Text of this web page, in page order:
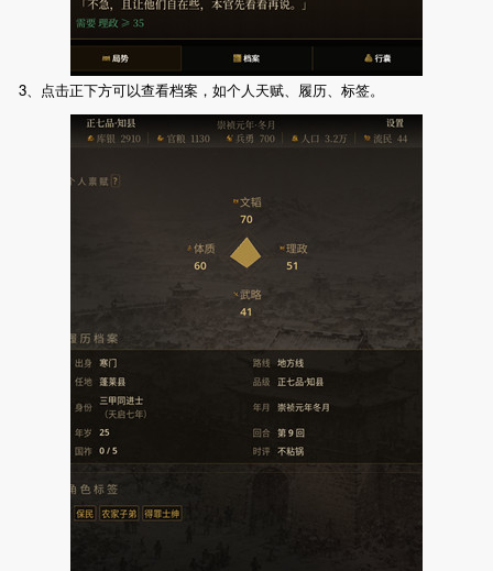
3、点击正下方可以查看档案，如个人天赋、履历、标签。